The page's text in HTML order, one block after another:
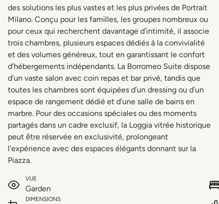
des solutions les plus vastes et les plus privées de Portrait
Milano. Conçu pour les familles, les groupes nombreux ou
pour ceux qui recherchent davantage d’intimité, il associe
trois chambres, plusieurs espaces dédiés à la convivialité
et des volumes généreux, tout en garantissant le confort
d’hébergements indépendants. La Borromeo Suite dispose
d’un vaste salon avec coin repas et bar privé, tandis que
toutes les chambres sont équipées d’un dressing ou d’un
espace de rangement dédié et d’une salle de bains en
marbre. Pour des occasions spéciales ou des moments
partagés dans un cadre exclusif, la Loggia vitrée historique
peut être réservée en exclusivité, prolongeant
l’expérience avec des espaces élégants donnant sur la
Piazza.
VUE
Garden
DIMENSIONS